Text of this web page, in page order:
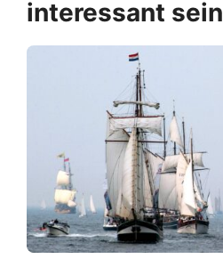
interessant sein